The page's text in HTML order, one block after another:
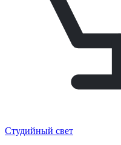
Студийный свет